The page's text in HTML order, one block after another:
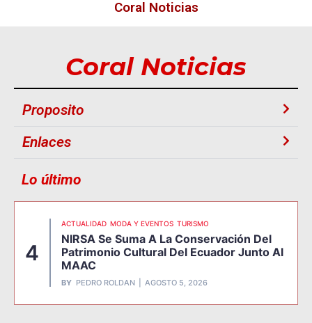
Coral Noticias
Coral Noticias
Proposito
Enlaces
Lo último
4
ACTUALIDAD MODA Y EVENTOS TURISMO
NIRSA Se Suma A La Conservación Del
Patrimonio Cultural Del Ecuador Junto Al
MAAC
BY PEDRO ROLDAN AGOSTO 5, 2026